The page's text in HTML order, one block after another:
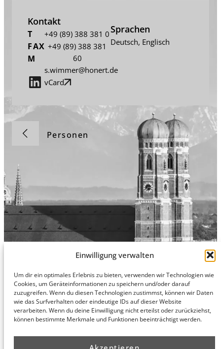
Einwilligung verwalten
Um dir ein optimales Erlebnis zu bieten, verwenden wir Technologien wie
Cookies, um Geräteinformationen zu speichern und/oder darauf
zuzugreifen. Wenn du diesen Technologien zustimmst, können wir Daten
wie das Surfverhalten oder eindeutige IDs auf dieser Website
verarbeiten. Wenn du deine Einwilligung nicht erteilst oder zurückziehst,
können bestimmte Merkmale und Funktionen beeinträchtigt werden.
Kontakt
T
FAX
M
+49 (89) 388 381 0
+49 (89) 388 381
60
s.wimmer@honert.de
vCard
Sprachen
Deutsch, Englisch
Personen
Hamburg
honert
hamburg
PartG mbB
8
München
honert
münchen
PartG mbB
14 (Fünf Höfe)
Datenschutz
Impressum